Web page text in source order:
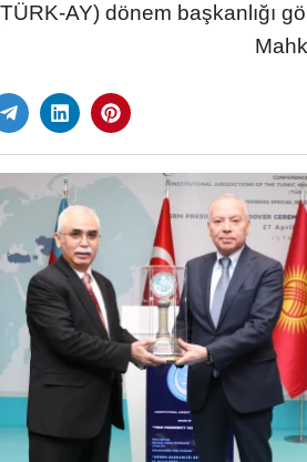
AY) dönem başkanlığı